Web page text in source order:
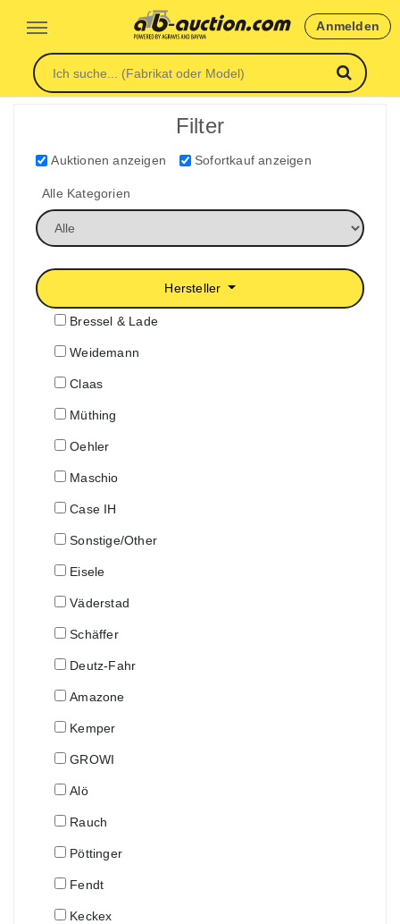
Anmelden
Filter
Auktionen anzeigen Sofortkauf anzeigen
Alle Kategorien
Hersteller
Bressel & Lade
Weidemann
Claas
Müthing
Oehler
Maschio
Case IH
Sonstige/Other
Eisele
Väderstad
Schäffer
Deutz-Fahr
Amazone
Kemper
GROWI
Alö
Rauch
Pöttinger
Fendt
Keckex